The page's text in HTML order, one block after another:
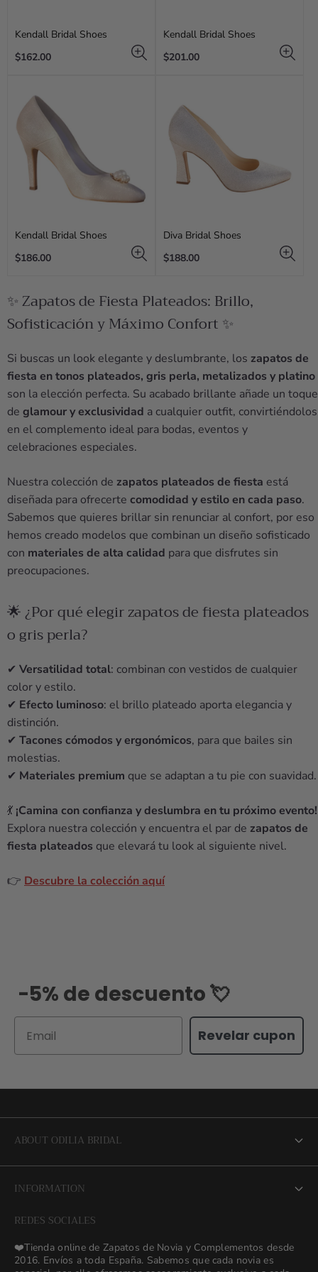
Kendall Bridal Shoes
Regular
$162.00
Kendall Bridal Shoes
Regular
$201.00
Kendall Bridal Shoes
Regular
$186.00
Diva Bridal Shoes
Regular
$188.00
✨ Zapatos de Fiesta Plateados: Brillo,
Sofisticación y Máximo Confort ✨
Si buscas un look elegante y deslumbrante, los zapatos de
fiesta en tonos plateados, gris perla, metalizados y platino
son la elección perfecta. Su acabado brillante añade un toque
de glamour y exclusividad a cualquier outfit, convirtiéndolos
en el complemento ideal para bodas, eventos y
celebraciones especiales.
Nuestra colección de zapatos plateados de fiesta está
diseñada para ofrecerte comodidad y estilo en cada paso.
Sabemos que quieres brillar sin renunciar al confort, por eso
hemos creado modelos que combinan un diseño sofisticado
con materiales de alta calidad para que disfrutes sin
preocupaciones.
🌟 ¿Por qué elegir zapatos de fiesta plateados
o gris perla?
✔ Versatilidad total: combinan con vestidos de cualquier
color y estilo.
✔ Efecto luminoso: el brillo plateado aporta elegancia y
distinción.
✔ Tacones cómodos y ergonómicos, para que bailes sin
molestias.
✔ Materiales premium que se adaptan a tu pie con suavidad.
💃 ¡Camina con confianza y deslumbra en tu próximo evento!
Explora nuestra colección y encuentra el par de zapatos de
fiesta plateados que elevará tu look al siguiente nivel.
👉 Descubre la colección aquí
-5% de descuento 💘
Revelar cupon
REDES SOCIALES
❤️Tienda online de Zapatos de Novia y Complementos desde
2016. Envíos a toda España. Sabemos que cada novia es
ABOUT ODILIA BRIDAL
Search
INFORMATION
⭐ Opiniones de Nuestras Novias 👰🏻
💒 Novias Reales 💍✨